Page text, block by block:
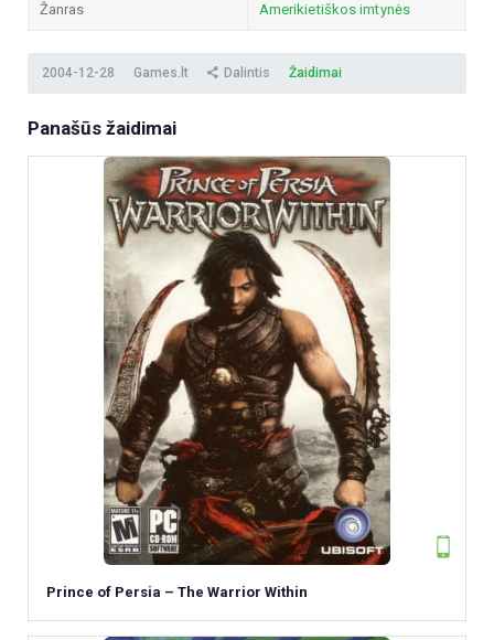
Žanras Amerikietiškos imtynės
2004-12-28 Games.lt Dalintis Žaidimai
Panašūs žaidimai
Prince of Persia – The Warrior Within